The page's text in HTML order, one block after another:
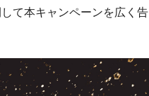
て本キャンペーンを広く告